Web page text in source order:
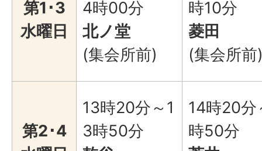
第1･3
水曜日
4時00分
北ノ堂
(集会所前)
時10分
菱田
(集会所前
第2･4
13時20分～1
3時50分
14時20分
時50分